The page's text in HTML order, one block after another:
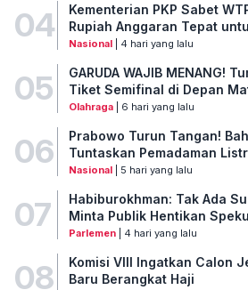
04
Kementerian PKP Sabet
Rupiah Anggaran Tepat
Nasional| 4 hari yang lalu
05
GARUDA WAJIB MENANG!
Tiket Semifinal di Depan
Olahraga| 6 hari yang lalu
06
Prabowo Turun Tangan!
Tuntaskan Pemadaman
Nasional| 5 hari yang lalu
07
Habiburokhman: Tak Ada
Minta Publik Hentikan
Parlemen| 4 hari yang lalu
08
Komisi VIII Ingatkan Calon
Baru Berangkat Haji